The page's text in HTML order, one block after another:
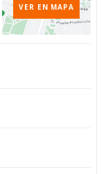
VER EN MAPA